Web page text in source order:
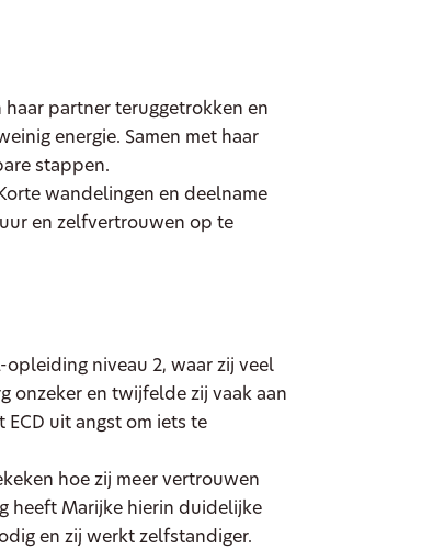
haar partner teruggetrokken en
energie. Samen met haar
stappen.
wandelingen en deelname
en zelfvertrouwen op te
opleiding niveau 2, waar zij veel
onzeker en twijfelde zij vaak aan
uit angst om iets te
hoe zij meer vertrouwen
heeft Marijke hierin duidelijke
en zij werkt zelfstandiger.